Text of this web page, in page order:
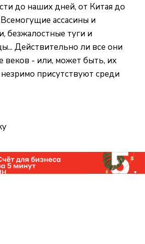
до наших дней, от Китая до
ассасины и
безжалостные туги и
Действительно ли все они
веков - или, может быть, их
присутствуют среди